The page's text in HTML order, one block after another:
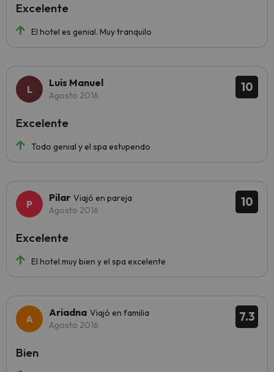
El hotel es genial. Muy tranquilo
Excelente
10
Luis Manuel
Agosto 2016
Todo genial y el spa estupendo
Excelente
10
Pilar Viajó en pareja
Agosto 2016
El hotel muy bien y el spa excelente
Excelente
7.3
Ariadna Viajó en familia
Agosto 2016
Bien